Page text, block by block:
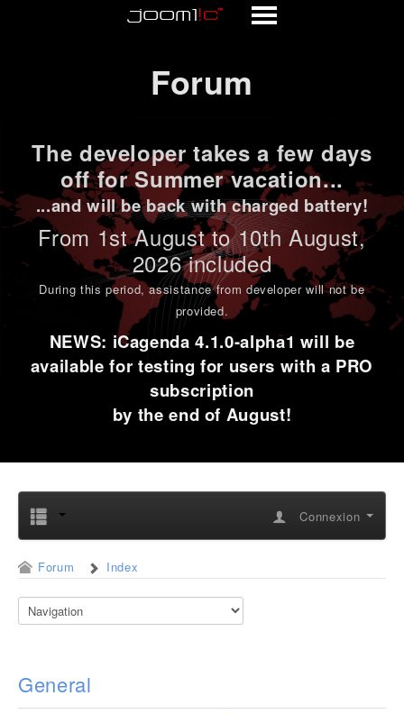
Forum
The developer takes a few days
off for Summer vacation...
...and will be back with charged battery!
From 1stAugust to 10th August,
2026 included
During this period,assistance from developer will not be
provided.
NEWS: iCagenda 4.1.0-alpha1 will be
available for testing for users with a PRO
subscription
by the end of August!
Connexion
Forum Index
General